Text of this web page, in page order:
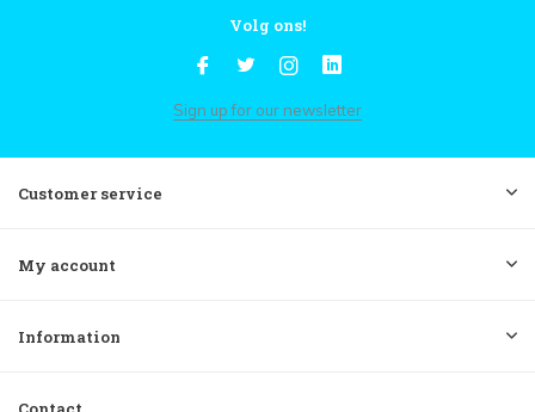
Volg ons!
Sign up for our newsletter
Customer service
My account
Information